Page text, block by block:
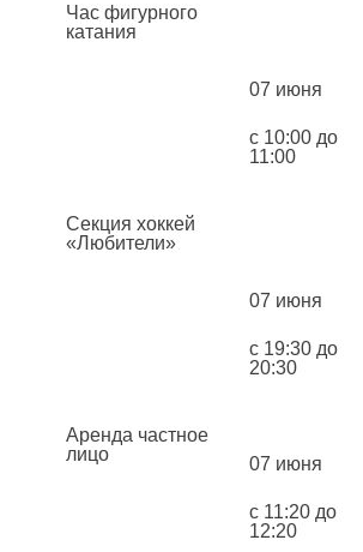
Час фигурного
катания
Секция хоккей
«Любители»
Аренда частное
лицо
07 июня
с 10:00 до
11:00
07 июня
с 19:30 до
20:30
07 июня
с 11:20 до
12:20